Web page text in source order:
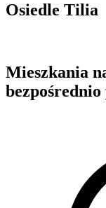
Osiedle Tilia
Mieszkania
bezpośrednio